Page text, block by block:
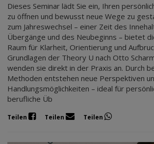
Dieses Seminar lädt Sie ein, Ihren
zu öffnen und bewusst neue Wege zu
zum Jahreswechsel – einer Zeit des
Übergänge und des Neubeginns – bietet
Raum für Klarheit, Orientierung und
Grundlagen der Theory U nach Otto
wenden sie direkt in der Praxis an. Durch
Methoden entstehen neue Perspektiven
Handlungsmöglichkeiten – ideal für
berufliche Üb
Teilen Teilen Teilen